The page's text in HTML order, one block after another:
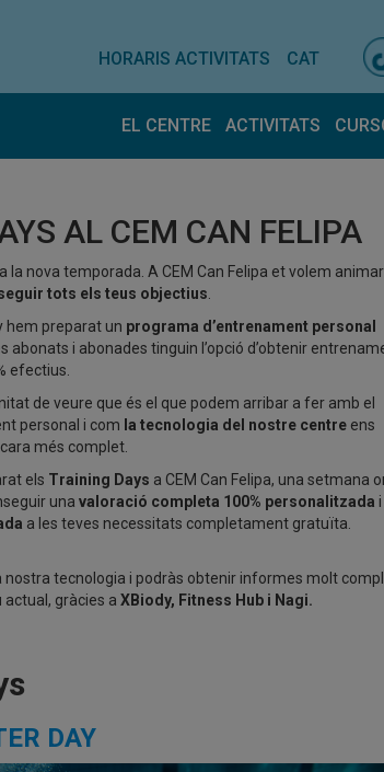
HORARIS ACTIVITATS CAT
EL CENTRE
Treballa amb nosaltres
Subvencions atur
ACTIVITATS
AL CEM CAN FELIPA
la nova temporada. A CEM Can Felipa et volem
tots els teus objectius
hem preparat un programa d’entrenament personal
abonats i abonades tinguin l’opció d’obtenir
efectius.
de veure que és el que podem arribar a fer amb el
personal i com la tecnologia del nostre centre ens
més complet.
els Training Days a CEM Can Felipa, una setmana
una valoració completa 100% personalitzada
a les teves necessitats completament gratuïta.
nostra tecnologia i podràs obtenir informes molt
gràcies a XBiody, Fitness Hub i Nagi.
DAY